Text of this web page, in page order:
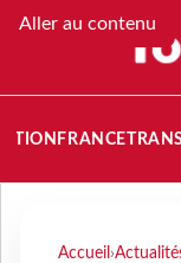
Aller au contenu
FRANCE
Accueil ›